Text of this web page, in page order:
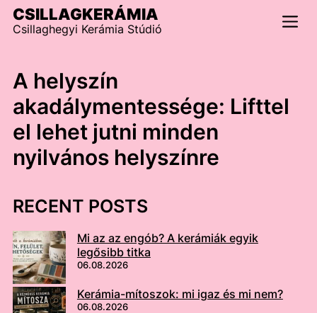
Skip
content
CSILLAGKERÁMIA
Csillaghegyi Kerámia Stúdió
A helyszín
akadálymentessége: Lifttel
el lehet jutni minden
nyilvános helyszínre
RECENT POSTS
Mi az az engób? A kerámiák egyik
legősibb titka
06.08.2026
Kerámia-mítoszok: mi igaz és mi nem?
06.08.2026